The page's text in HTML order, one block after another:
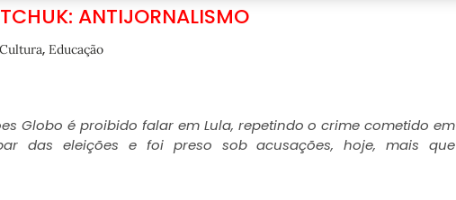
ANTIJORNALISMO
Cultura, Educação
Globo é proibido falar em Lula, repetindo o crime cometido em
das eleições e foi preso sob acusações, hoje, mais que